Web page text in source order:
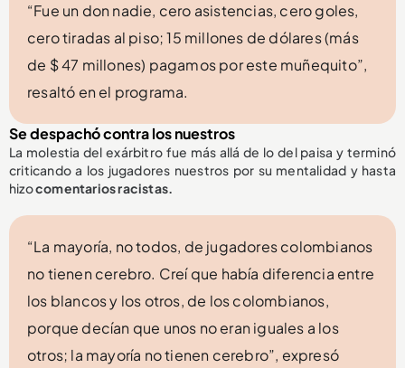
“Fue un don nadie, cero asistencias, cero goles,
cero tiradas al piso; 15 millones de dólares (más
de $ 47 millones) pagamos por este muñequito”,
resaltó en el programa.
Se despachó contra los nuestros
La molestia del exárbitro fue más allá de lo del paisa y terminó
criticando a los jugadores nuestros por su mentalidad y hasta
hizocomentarios racistas.
“La mayoría, no todos, de jugadores colombianos
no tienen cerebro. Creí que había diferencia entre
los blancos y los otros, de los colombianos,
porque decían que unos no eran iguales a los
otros; la mayoría no tienen cerebro”, expresó